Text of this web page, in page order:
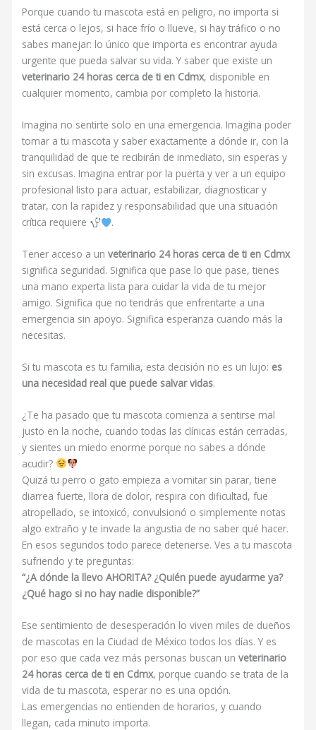
Porque cuando tu mascota está en peligro, no importa si
está cerca o lejos, si hace frío o llueve, si hay tráfico o no
sabes manejar: lo único que importa es encontrar ayuda
urgente que pueda salvar su vida. Y saber que existe un
veterinario 24 horas cerca de ti en Cdmx, disponible en
cualquier momento, cambia por completo la historia.
Imagina no sentirte solo en una emergencia. Imagina poder
tomar a tu mascota y saber exactamente a dónde ir, con la
tranquilidad de que te recibirán de inmediato, sin esperas y
sin excusas. Imagina entrar por la puerta y ver a un equipo
profesional listo para actuar, estabilizar, diagnosticar y
tratar, con la rapidez y responsabilidad que una situación
crítica requiere
.
Tener acceso a unveterinario 24 horas cerca de ti en Cdmx
significa seguridad. Significa que pase lo que pase, tienes
una mano experta lista para cuidar la vida de tu mejor
amigo. Significa que no tendrás que enfrentarte a una
emergencia sin apoyo. Significa esperanza cuando más la
necesitas.
Si tu mascota es tu familia, esta decisión no es un lujo: es
una necesidad real que puede salvar vidas.
¿Te ha pasado que tu mascota comienza a sentirse mal
justo en la noche, cuando todas las clínicas están cerradas,
y sientes un miedo enorme porque no sabes a dónde
acudir?
Quizá tu perro o gato empieza a vomitar sin parar, tiene
diarrea fuerte, llora de dolor, respira con dificultad, fue
atropellado, se intoxicó, convulsionó o simplemente notas
algo extraño y te invade la angustia de no saber qué hacer.
En esos segundos todo parece detenerse. Ves a tu mascota
sufriendo y te preguntas:
“¿A dónde la llevo AHORITA? ¿Quién puede ayudarme ya?
¿Qué hago si no hay nadie disponible?”
Ese sentimiento de desesperación lo viven miles de dueños
de mascotas en la Ciudad de México todos los días. Y es
por eso que cada vez más personas buscan unveterinario
24 horas cerca de ti en Cdmx, porque cuando se trata de la
vida de tu mascota, esperar no es una opción.
Las emergencias no entienden de horarios, y cuando
llegan, cada minuto importa.